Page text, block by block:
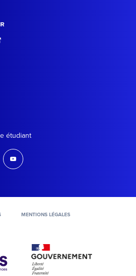
étudiant
youtube
MENTIONS LÉGALES